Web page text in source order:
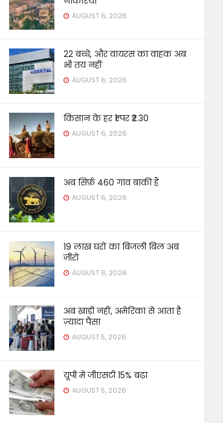
AUGUST 6, 2026
22 बच्चे, और वायरस का वाहक अब
भी तय नहीं
AUGUST 6, 2026
किसान के हर ₹1 पर ₹2.30
AUGUST 6, 2026
अब सिर्फ़ 460 गांव बाकी हैं
AUGUST 6, 2026
19 लाख घरों का बिजली बिल अब
ज़ीरो
AUGUST 6, 2026
अब खाड़ी नहीं, अमेरिका से आता है
ज़्यादा पैसा
AUGUST 5, 2026
यूपी में जीएसटी 15% बढ़ा
AUGUST 5, 2026